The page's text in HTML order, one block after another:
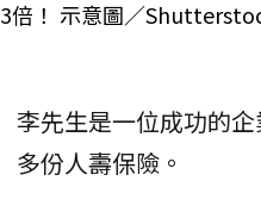
3倍！ 示意圖／
李先生是一位成功的
多份人壽保險。